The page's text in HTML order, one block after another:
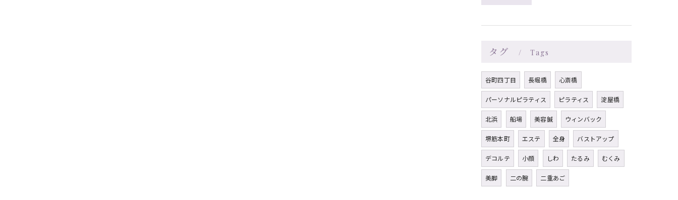
タグ Tags
谷町四丁目 長堀橋 心斎橋
パーソナルピラティス ピラティス 淀屋橋
北浜 船場 美容鍼 ウィンバック
堺筋本町 エステ 全身 バストアップ
デコルテ 小顔 しわ たるみ むくみ
美脚 二の腕 二重あご